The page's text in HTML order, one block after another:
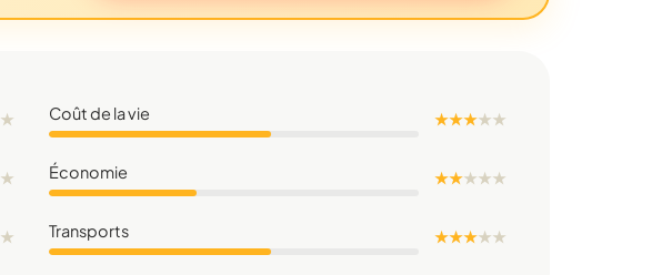
★ Coût de la vie ★ ★ ★★★
★ Économie ★ ★★★★
★ Transports ★ ★ ★★★